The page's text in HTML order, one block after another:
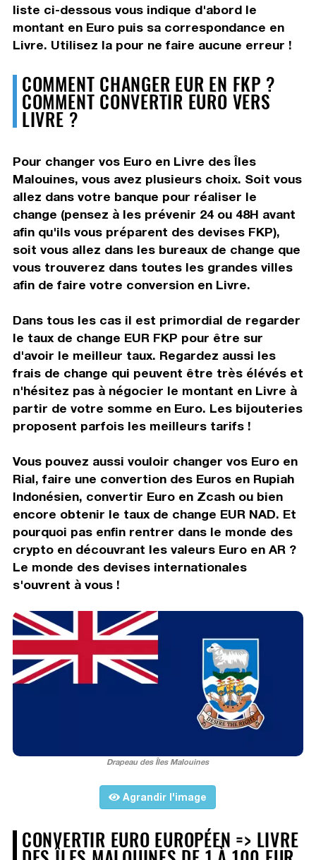
liste ci-dessous vous indique d'abord le
montant en Euro puis sa correspondance en
Livre. Utilisez la pour ne faire aucune erreur !
COMMENT CHANGER EUR EN FKP ?
COMMENT CONVERTIR EURO VERS
LIVRE ?
Pour changer vos Euro en Livre des Îles
Malouines, vous avez plusieurs choix. Soit vous
allez dans votre banque pour réaliser le
change (pensez à les prévenir 24 ou 48H avant
afin qu'ils vous préparent des devises FKP),
soit vous allez dans les bureaux de change que
vous trouverez dans toutes les grandes villes
afin de faire votre conversion en Livre.
Dans tous les cas il est primordial de regarder
le taux de change EUR FKP pour être sur
d'avoir le meilleur taux. Regardez aussi les
frais de change qui peuvent être très élévés et
n'hésitez pas à négocier le montant en Livre à
partir de votre somme en Euro. Les bijouteries
proposent parfois les meilleurs tarifs !
Vous pouvez aussi vouloir changer vos Euro en
Rial, faire une convertion des Euros en Rupiah
Indonésien, convertir Euro en Zcash ou bien
encore obtenir le taux de change EUR NAD. Et
pourquoi pas enfin rentrer dans le monde des
crypto en découvrant les valeurs Euro en AR ?
Le monde des devises internationales
s'ouvrent à vous !
Drapeau des Îles Malouines
Agrandir l'image
CONVERTIR EURO EUROPÉEN => LIVRE